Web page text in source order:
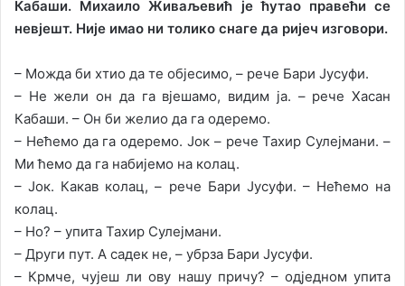
Кабаши. Михаило Живаљевић је ћутао правећи се
невјешт. Није имао ни толико снаге да ријеч изговори.
– Можда би хтио да те објесимо, – рече Бари Јусуфи.
– Не жели он да га вјешамо, видим ја. – рече Хасан
Кабаши. – Он би желио да га одеремо.
– Нећемо да га одеремо. Јок – рече Тахир Сулејмани. –
Ми ћемо да га набијемо на колац.
– Јок. Какав колац, – рече Бари Јусуфи. – Нећемо на
колац.
– Но? – упита Тахир Сулејмани.
– Други пут. А садек не, – убрза Бари Јусуфи.
– Крмче, чујеш ли ову нашу причу? – одједном упита